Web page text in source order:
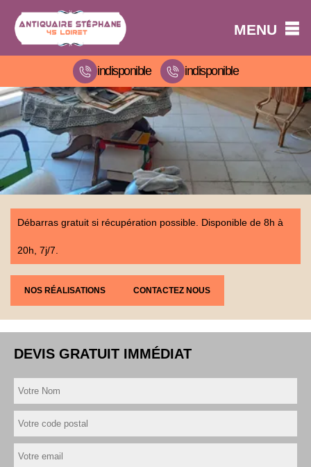
MENU
indisponible indisponible
Débarras gratuit si récupération possible. Disponible de 8h à
20h, 7j/7.
NOS RÉALISATIONS CONTACTEZ NOUS
DEVIS GRATUIT IMMÉDIAT